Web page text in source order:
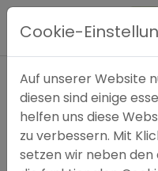
Hauptmenü
Expertensuche
Blog
In dem Augenblick, in
einer Aufgabe
Vorsehung auch. Alle
nie geschehen
Cookie-
Auf unserer Website
diesen sind einige
helfen uns diese
zu verbessern. Mit
setzen wir neben den